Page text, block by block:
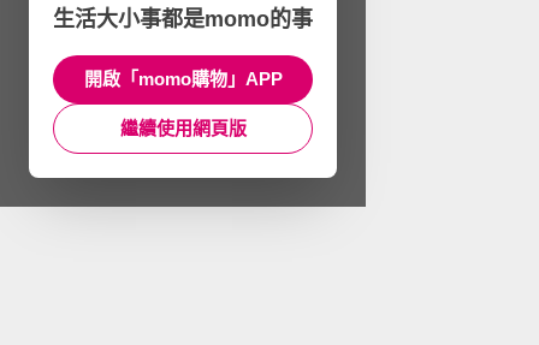
生活大小事都是momo的事
開啟「momo購物」APP
繼續使用網頁版